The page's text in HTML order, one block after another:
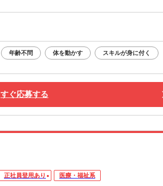
年齢不問 体を動かす スキルが身に付く
すぐ応募する
正社員登用あり 医療・福祉系